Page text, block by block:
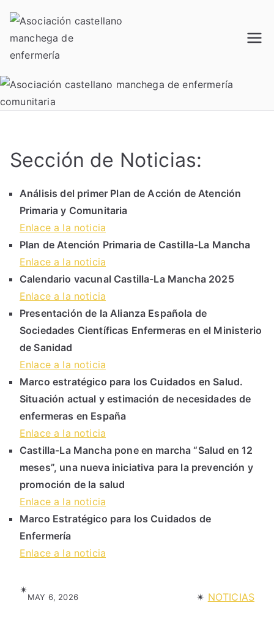
contenido
Sección de Noticias:
Análisis del primer Plan de Acción de Atención
Primaria y Comunitaria
Enlace a la noticia
Plan de Atención Primaria de Castilla-La Mancha
Enlace a la noticia
Calendario vacunal Castilla-La Mancha 2025
Enlace a la noticia
Presentación de la Alianza Española de
Sociedades Científicas Enfermeras en el Ministerio
de Sanidad
Enlace a la noticia
Marco estratégico para los Cuidados en Salud.
Situación actual y estimación de necesidades de
enfermeras en España
Enlace a la noticia
Castilla-La Mancha pone en marcha “Salud en 12
meses”, una nueva iniciativa para la prevención y
promoción de la salud
Enlace a la noticia
Marco Estratégico para los Cuidados de
Enfermería
Enlace a la noticia
✴︎
MAY 6, 2026 ✴︎ NOTICIAS